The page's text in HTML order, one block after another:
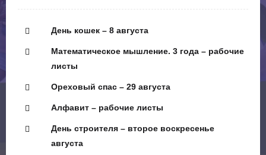
День кошек – 8 августа
Математическое мышление. 3 года – рабочие
листы
Ореховый спас – 29 августа
Алфавит – рабочие листы
День строителя – второе воскресенье
августа